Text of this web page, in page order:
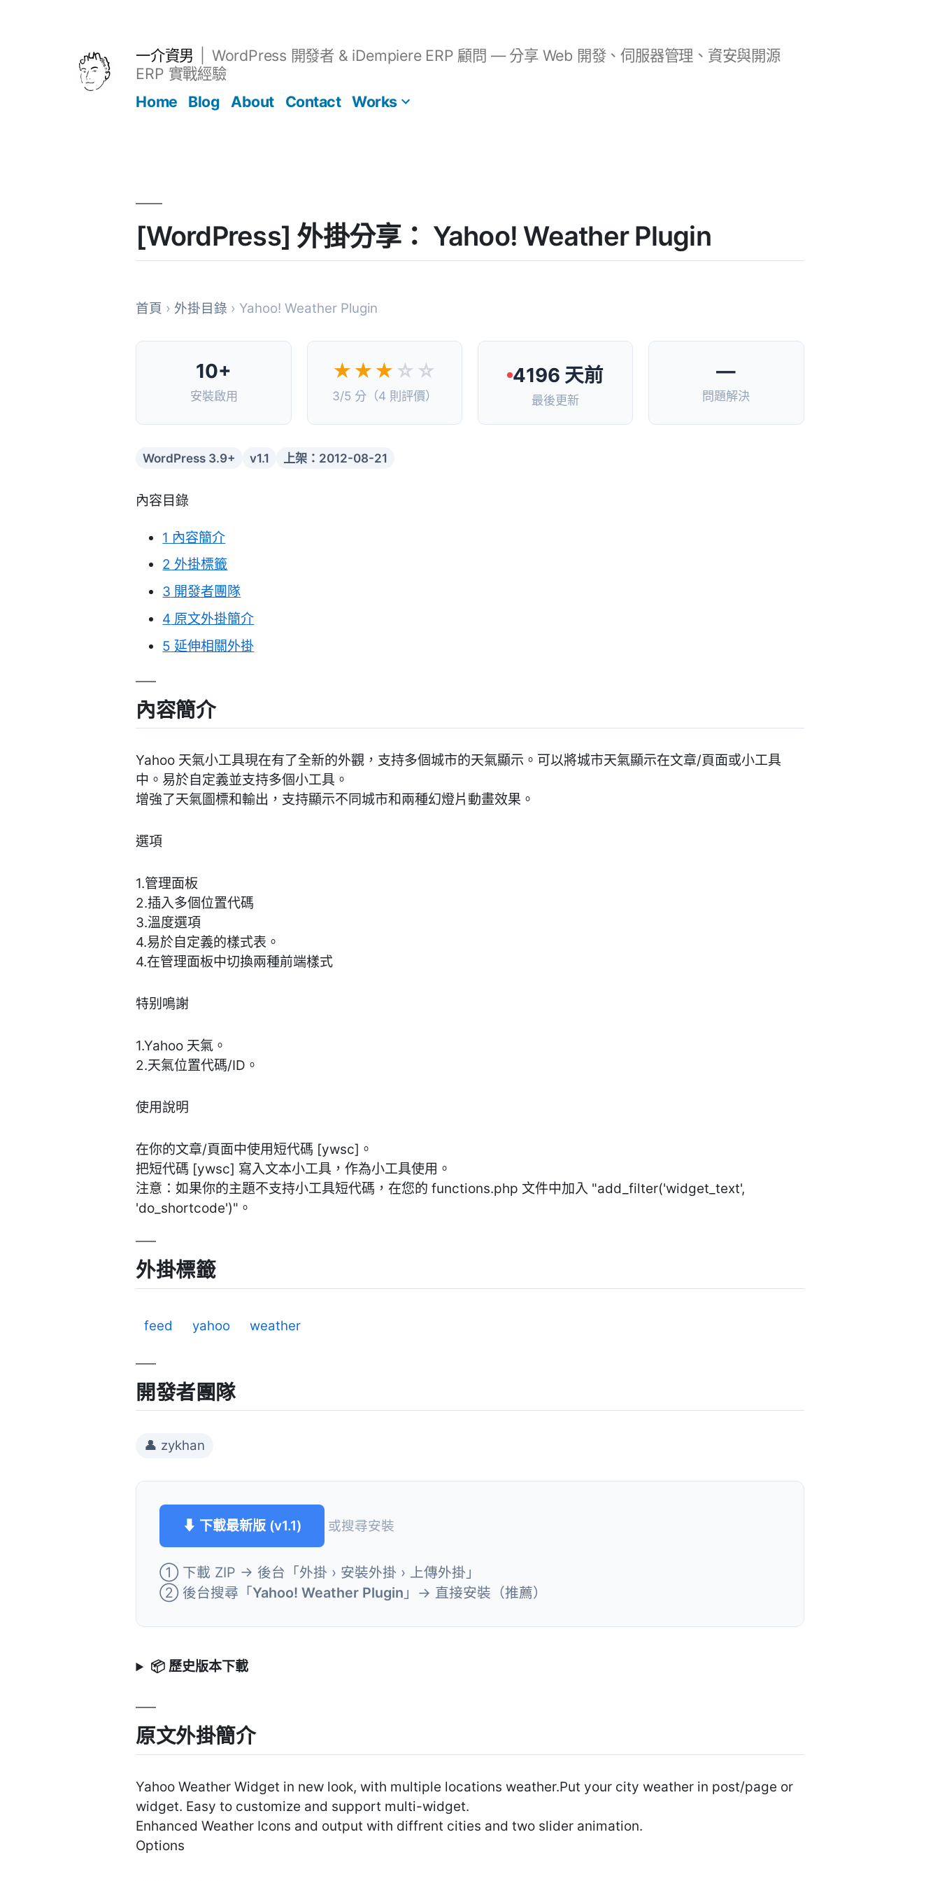
一介資男
WordPress 開發者 & iDempiere ERP 顧問 — 分享 Web 開發、伺服器管理、資安與開源
ERP 實戰經驗
Home
Blog About Contact Works
[WordPress] 外掛分享： Yahoo! Weather Plugin
首頁 › 外掛目錄 › Yahoo! Weather Plugin
10+
安裝啟用
★★★ ☆☆
3/5 分（4 則評價）
4196 天前
最後更新
—
問題解決
WordPress 3.9+ v1.1 上架：2012-08-21
內容目錄
1 內容簡介
2 外掛標籤
3 開發者團隊
4 原文外掛簡介
5 延伸相關外掛
內容簡介
Yahoo 天氣小工具現在有了全新的外觀，支持多個城市的天氣顯示。可以將城市天氣顯示在文章/頁面或小工具
中。易於自定義並支持多個小工具。
增強了天氣圖標和輸出，支持顯示不同城市和兩種幻燈片動畫效果。
選項
1.管理面板
2.插入多個位置代碼
3.溫度選項
4.易於自定義的樣式表。
4.在管理面板中切換兩種前端樣式
特别鳴謝
1.Yahoo 天氣。
2.天氣位置代碼/ID。
使用說明
在你的文章/頁面中使用短代碼 [ywsc]。
把短代碼 [ywsc] 寫入文本小工具，作為小工具使用。
注意：如果你的主題不支持小工具短代碼，在您的 functions.php 文件中加入 "add_filter('widget_text',
'do_shortcode')"。
外掛標籤
feed yahoo weather
開發者團隊
👤 zykhan
⬇ 下載最新版 (v1.1) 或搜尋安裝
① 下載 ZIP → 後台「外掛 › 安裝外掛 › 上傳外掛」
② 後台搜尋「Yahoo! Weather Plugin 」→ 直接安裝（推薦）
📦 歷史版本下載
原文外掛簡介
Yahoo Weather Widget in new look, with multiple locations weather.Put your city weather in post/page or
widget. Easy to customize and support multi-widget.
Enhanced Weather Icons and output with diffrent cities and two slider animation.
Options